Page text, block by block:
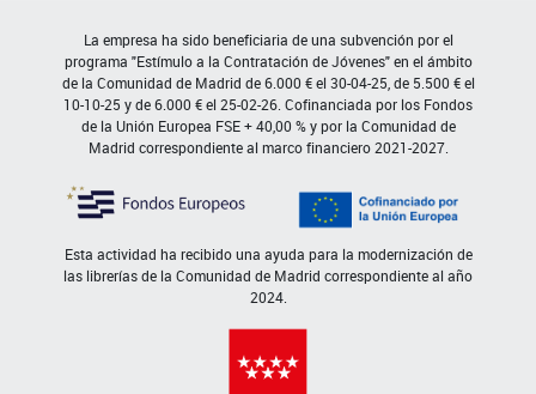
La empresa ha sido beneficiaria de una subvención por el
programa "Estímulo a la Contratación de Jóvenes" en el ámbito
de la Comunidad de Madrid de 6.000 € el 30-04-25, de 5.500 € el
10-10-25 y de 6.000 € el 25-02-26. Cofinanciada por los Fondos
de la Unión Europea FSE + 40,00 % y por la Comunidad de
Madrid correspondiente al marco financiero 2021-2027.
Esta actividad ha recibido una ayuda para la modernización de
las librerías de la Comunidad de Madrid correspondiente al año
2024.